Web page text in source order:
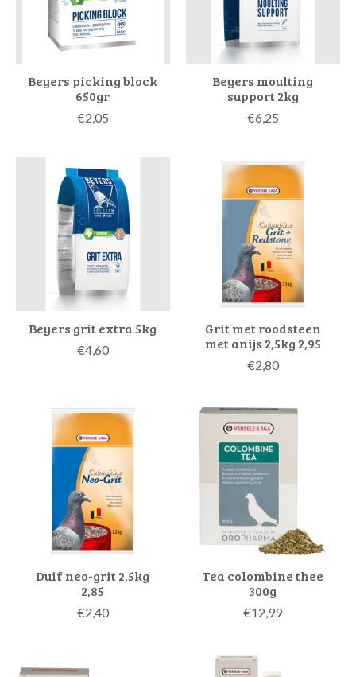
Beyers picking block
650gr
€2,05
Beyers moulting
support 2kg
€6,25
Beyers grit extra 5kg
€4,60
Grit met roodsteen
met anijs 2,5kg 2,95
€2,80
Duif neo-grit 2,5kg
2,85
€2,40
Tea colombine thee
300g
€12,99